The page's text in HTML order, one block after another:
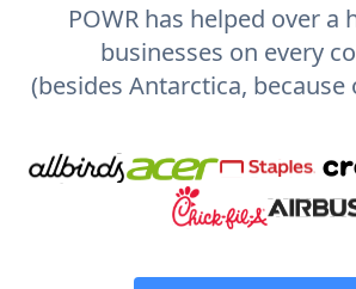
POWR has helped over a
businesses on every
(besides Antarctica,